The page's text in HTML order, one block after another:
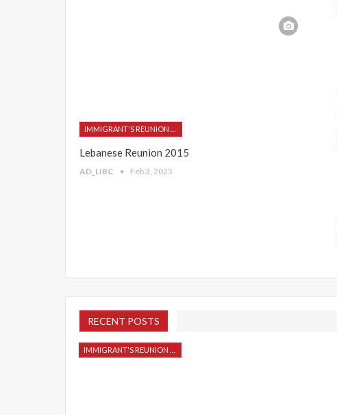
Lebanese Reunion 2015
AD_LIBC Feb 3, 2023
RECENT POSTS